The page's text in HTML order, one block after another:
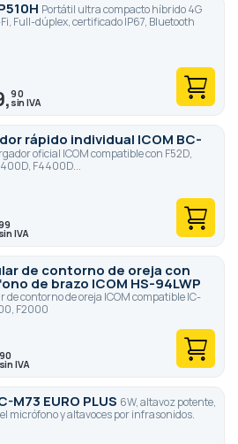
Portátil ultra compacto híbrido 4G
Fi, Full-dúplex, certificado IP67, Bluetooth
90
rápido individual ICOM BC-
oficial ICOM compatible con F52D,
F4400D...
de contorno de oreja con
de brazo ICOM HS-94LWP
contorno de oreja ICOM compatible IC-
F2000
90
M73 EURO PLUS 6W, altavoz potente,
micrófono y altavoces por infrasonidos.